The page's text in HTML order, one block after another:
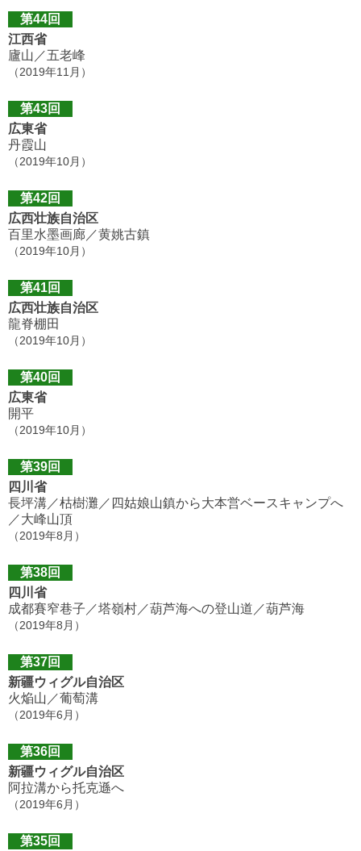
第44回
江西省
廬山／五老峰
（2019年11月）
第43回
広東省
丹霞山
（2019年10月）
第42回
広西壮族自治区
百里水墨画廊／黄姚古鎮
（2019年10月）
第41回
広西壮族自治区
龍脊棚田
（2019年10月）
第40回
広東省
開平
（2019年10月）
第39回
四川省
長坪溝／枯樹灘／四姑娘山鎮から大本営ベースキャンプへ
／大峰山頂
（2019年8月）
第38回
四川省
成都賽窄巷子／塔嶺村／葫芦海への登山道／葫芦海
（2019年8月）
第37回
新疆ウィグル自治区
火焔山／葡萄溝
（2019年6月）
第36回
新疆ウィグル自治区
阿拉溝から托克遜へ
（2019年6月）
第35回